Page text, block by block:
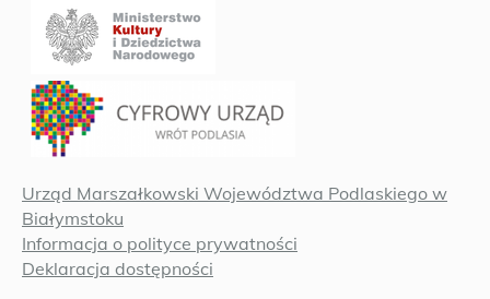
Urząd Marszałkowski Województwa Podlaskiego w
Białymstoku
Informacja o polityce prywatności
Deklaracja dostępności